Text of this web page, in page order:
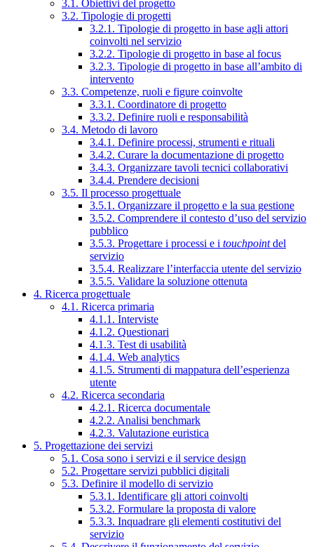
3.1. Obiettivi del progetto
3.2. Tipologie di progetti
3.2.1. Tipologie di progetto in base agli attori
coinvolti nel servizio
3.2.2. Tipologie di progetto in base al focus
3.2.3. Tipologie di progetto in base all’ambito di
intervento
3.3. Competenze, ruoli e figure coinvolte
3.3.1. Coordinatore di progetto
3.3.2. Definire ruoli e responsabilità
3.4. Metodo di lavoro
3.4.1. Definire processi, strumenti e rituali
3.4.2. Curare la documentazione di progetto
3.4.3. Organizzare tavoli tecnici collaborativi
3.4.4. Prendere decisioni
3.5. Il processo progettuale
3.5.1. Organizzare il progetto e la sua gestione
3.5.2. Comprendere il contesto d’uso del servizio
pubblico
3.5.3. Progettare i processi e i touchpointdel
servizio
3.5.4. Realizzare l’interfaccia utente del servizio
3.5.5. Validare la soluzione ottenuta
4. Ricerca progettuale
4.1. Ricerca primaria
4.1.1. Interviste
4.1.2. Questionari
4.1.3. Test di usabilità
4.1.4. Web analytics
4.1.5. Strumenti di mappatura dell’esperienza
utente
4.2. Ricerca secondaria
4.2.1. Ricerca documentale
4.2.2. Analisi benchmark
4.2.3. Valutazione euristica
5. Progettazione dei servizi
5.1. Cosa sono i servizi e il service design
5.2. Progettare servizi pubblici digitali
5.3. Definire il modello di servizio
5.3.1. Identificare gli attori coinvolti
5.3.2. Formulare la proposta di valore
5.3.3. Inquadrare gli elementi costitutivi del
servizio